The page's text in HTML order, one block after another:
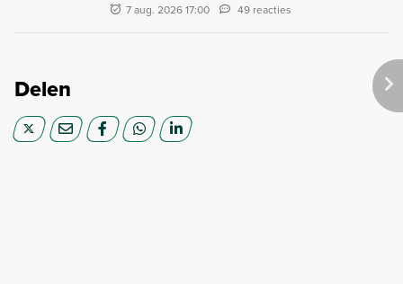
7 aug. 2026 17:00 49 reacties
Delen